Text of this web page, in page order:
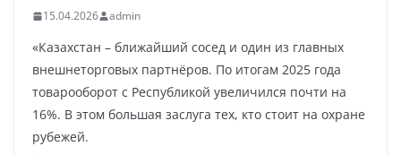
15.04.2026 admin
«Казахстан – ближайший сосед и один из главных
внешнеторговых партнёров. По итогам 2025 года
товарооборот с Республикой увеличился почти на
16%. В этом большая заслуга тех, кто стоит на охране
рубежей.